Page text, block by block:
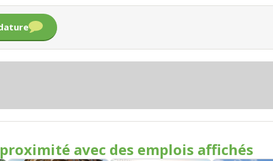
avec des emplois affichés